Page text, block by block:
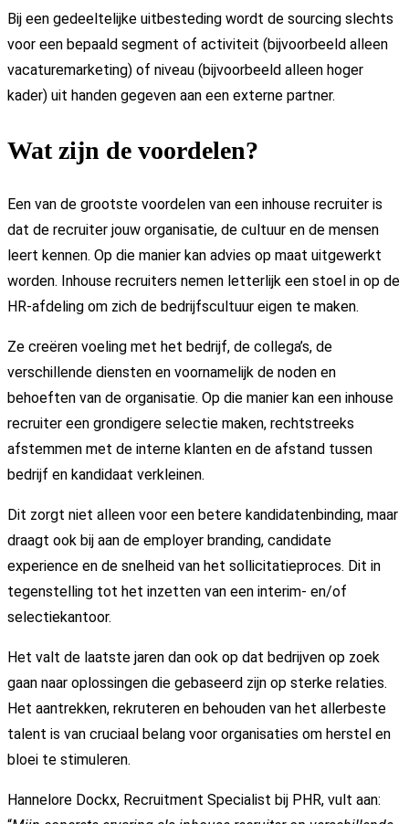
Bij een gedeeltelijke uitbesteding wordt de sourcing slechts
voor een bepaald segment of activiteit (bijvoorbeeld alleen
vacaturemarketing) of niveau (bijvoorbeeld alleen hoger
kader) uit handen gegeven aan een externe partner.
Wat zijn de voordelen?
Een van de grootste voordelen van een inhouse recruiter is
dat de recruiter jouw organisatie, de cultuur en de mensen
leert kennen. Op die manier kan advies op maat uitgewerkt
worden. Inhouse recruiters nemen letterlijk een stoel in op de
HR-afdeling om zich de bedrijfscultuur eigen te maken.
Ze creëren voeling met het bedrijf, de collega’s, de
verschillende diensten en voornamelijk de noden en
behoeften van de organisatie. Op die manier kan een inhouse
recruiter een grondigere selectie maken, rechtstreeks
afstemmen met de interne klanten en de afstand tussen
bedrijf en kandidaat verkleinen.
Dit zorgt niet alleen voor een betere kandidatenbinding, maar
draagt ook bij aan de employer branding, candidate
experience en de snelheid van het sollicitatieproces. Dit in
tegenstelling tot het inzetten van een interim- en/of
selectiekantoor.
Het valt de laatste jaren dan ook op dat bedrijven op zoek
gaan naar oplossingen die gebaseerd zijn op sterke relaties.
Het aantrekken, rekruteren en behouden van het allerbeste
talent is van cruciaal belang voor organisaties om herstel en
bloei te stimuleren.
Hannelore Dockx, Recruitment Specialist bij PHR, vult aan: